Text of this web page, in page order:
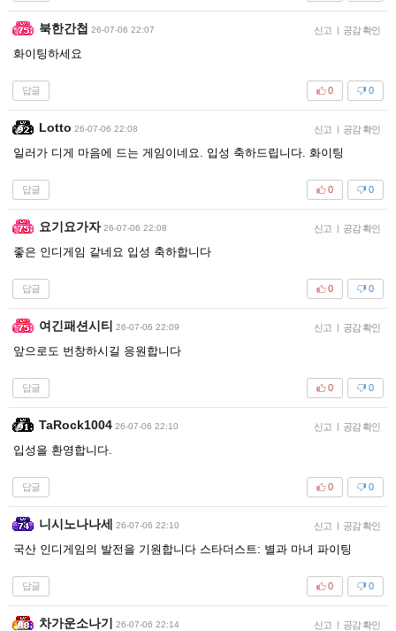
북한간첩 26-07-06 22:07 신고 | 공감 확인
화이팅하세요
답글 0
0
Lotto 26-07-06 22:08 신고 | 공감 확인
일러가 디게 마음에 드는 게임이네요. 입성 축하드립니다. 화이팅
답글 0
0
요기요가자 26-07-06 22:08 신고 | 공감 확인
좋은 인디게임 같네요 입성 축하합니다
답글 0
0
여긴패션시티 26-07-06 22:09 신고 | 공감 확인
앞으로도 번창하시길 응원합니다
답글 0
0
TaRock1004 26-07-06 22:10 신고 | 공감 확인
입성을 환영합니다.
답글 0
0
니시노나나세 26-07-06 22:10 신고 | 공감 확인
국산 인디게임의 발전을 기원합니다 스타더스트: 별과 마녀 파이팅
답글 0
0
차가운소나기 26-07-06 22:14 신고 | 공감 확인